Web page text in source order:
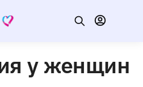
у женщин